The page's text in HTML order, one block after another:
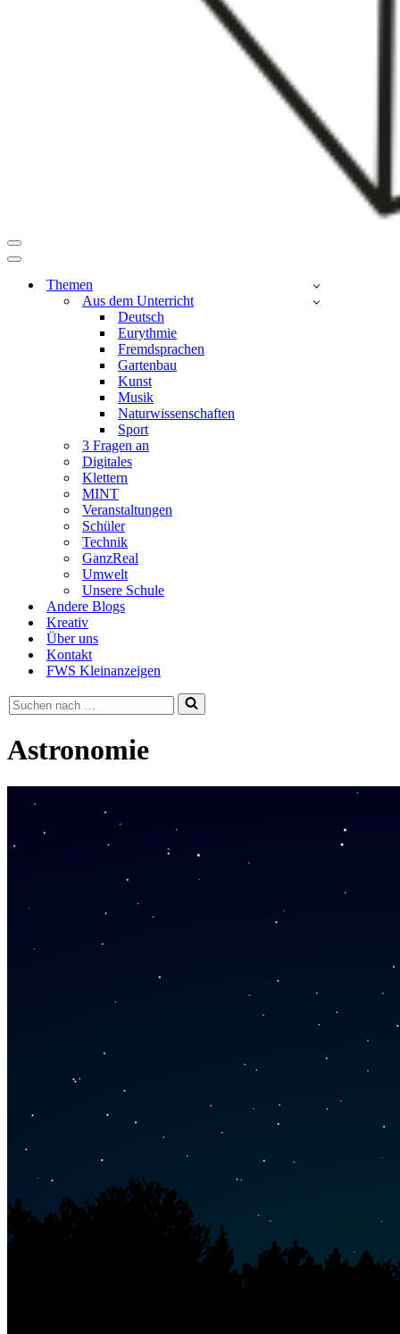
Navigationsmenü
Navigationsmenü
Themen
Aus dem Unterricht
Deutsch
Eurythmie
Fremdsprachen
Gartenbau
Kunst
Musik
Naturwissenschaften
Sport
3 Fragen an
Digitales
Klettern
MINT
Veranstaltungen
Schüler
Technik
GanzReal
Umwelt
Unsere Schule
Andere Blogs
Kreativ
Über uns
Kontakt
FWS Kleinanzeigen
Suchen
nach …
Astronomie